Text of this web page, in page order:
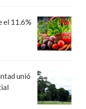
el 11.6%
unió